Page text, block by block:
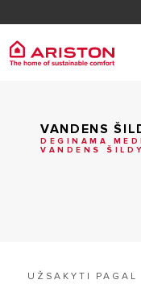
VANDENS
DEGINAMA
VANDENS
UŽSAKYTI PAGAL